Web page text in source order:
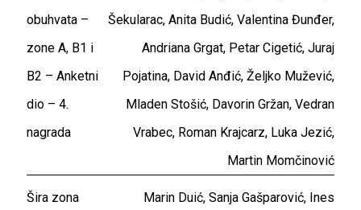
obuhvata –
zone A, B1 i
B2 – Anketni
dio – 4.
nagrada
Šekularac, Anita Budić, Valentina Đunđer,
Andriana Grgat, Petar Cigetić, Juraj
Pojatina, David Anđić, Željko Mužević,
Mladen Stošić, Davorin Gržan, Vedran
Vrabec, Roman Krajcarz, Luka Jezić,
Martin Momčinović
Šira zona
Marin Duić, Sanja Gašparović, Ines